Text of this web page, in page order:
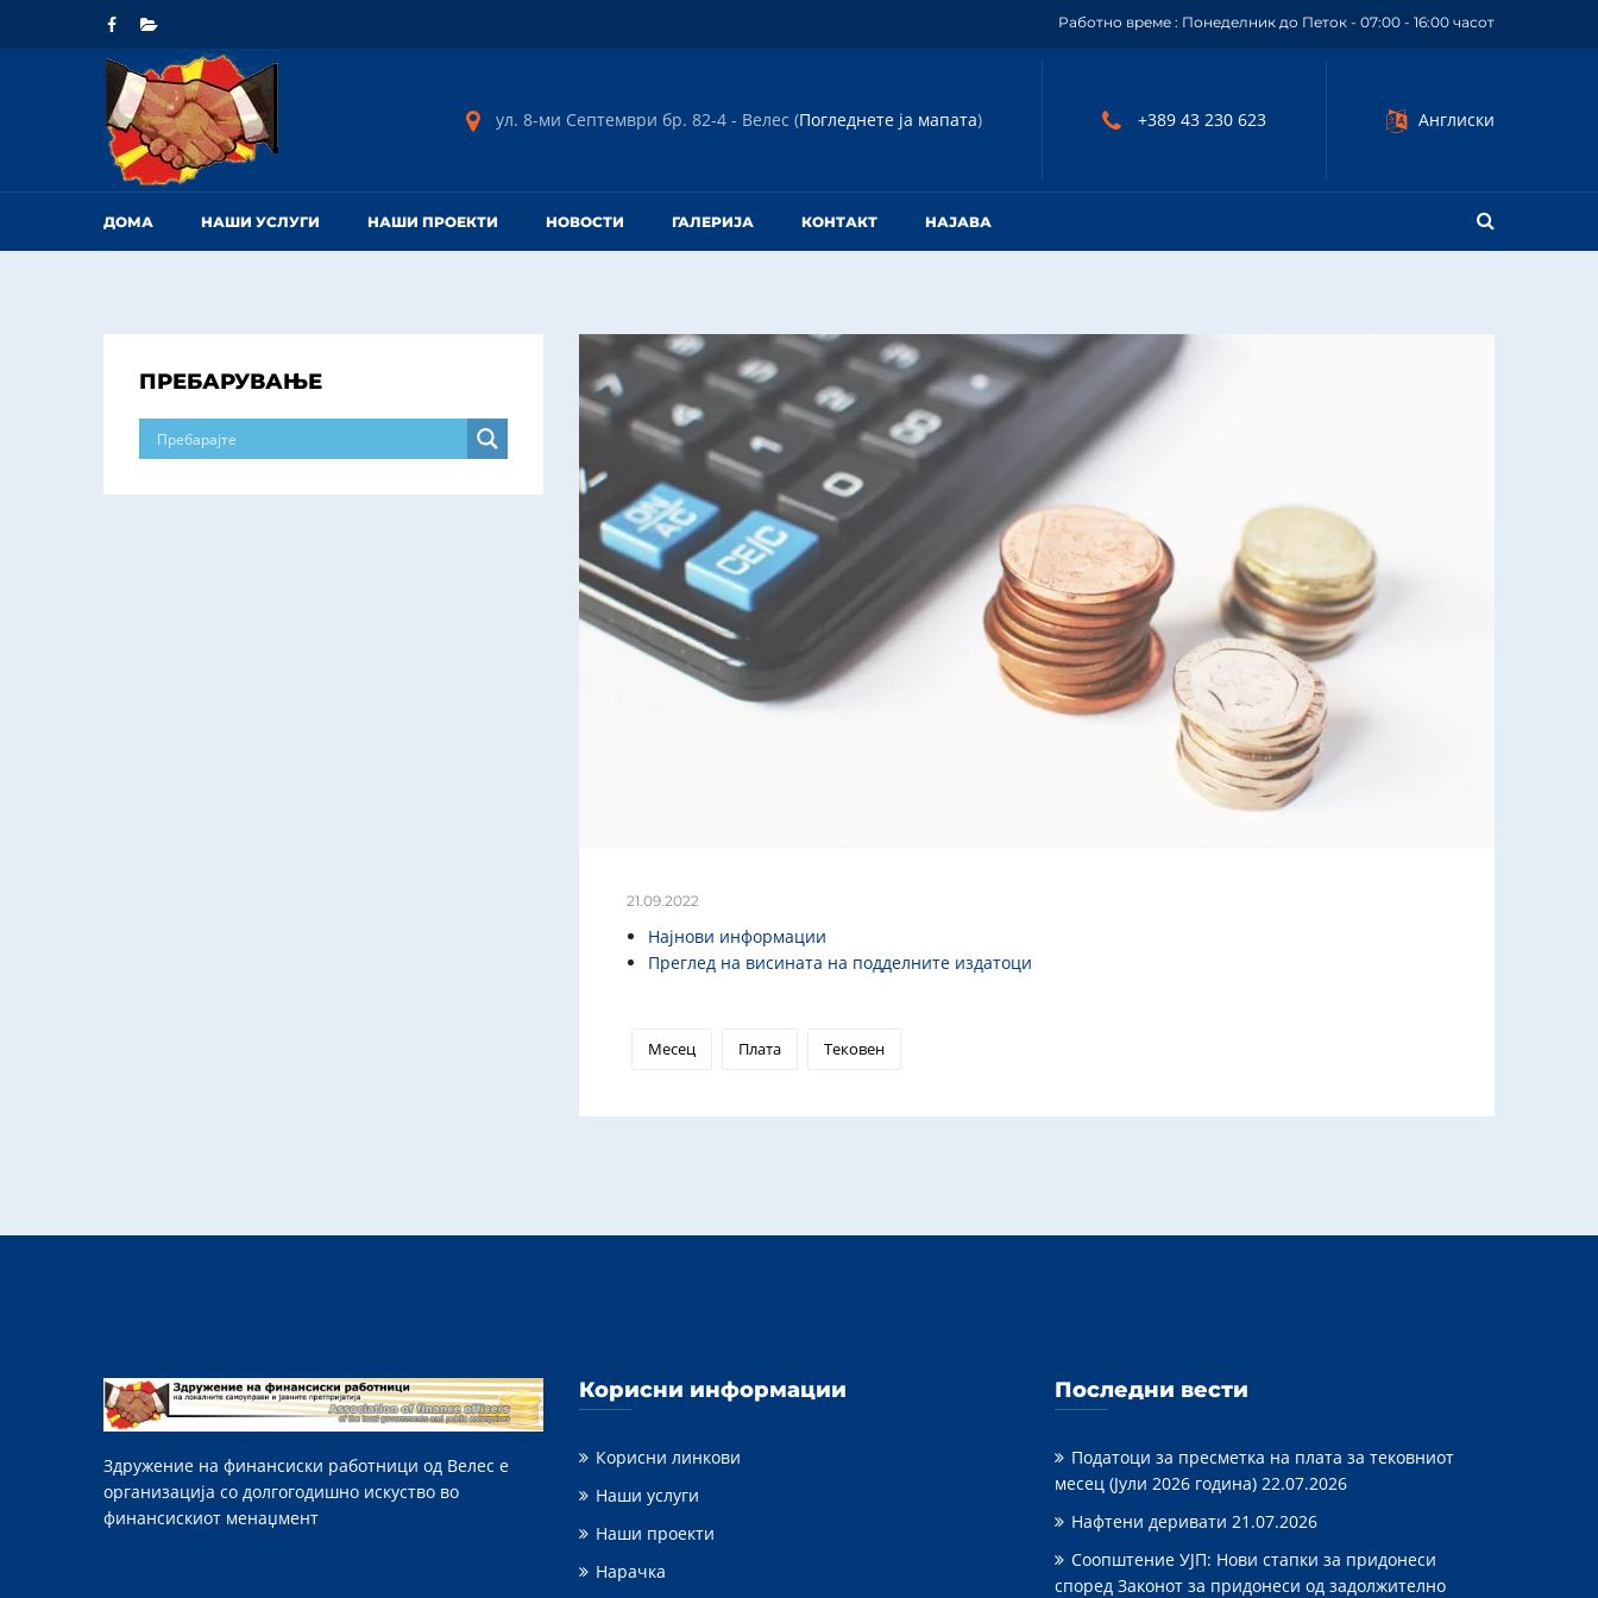
Работно време : Понеделник до Петок - 07:00 - 16:00 часот
ул. 8-ми Септември бр. 82-4 - Велес (Погледнете ја мапата) +389 43 230 623 Англиски
ДОМА НАШИ УСЛУГИ НАШИ ПРОЕКТИ НОВОСТИ ГАЛЕРИЈА КОНТАКТ НАЈАВА
21.09.2022
Најнови информации
Преглед на висината на подделните издатоци
Месец Плата Тековен
ПРЕБАРУВАЊЕ
Здружение на финансиски работници од Велес е
организација со долгогодишно искуство во
финансискиот менаџмент
Корисни информации
Корисни линкови
Наши услуги
Наши проекти
Нарачка
Последни вести
Податоци за пресметка на плата за тековниот
месец (Јули 2026 година) 22.07.2026
Нафтени деривати 21.07.2026
Соопштение УЈП: Нови стапки за придонеси
според Законот за придонеси од задолжително